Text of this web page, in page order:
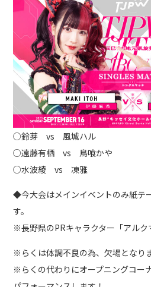
○鈴芽 vs 風城ハル
○遠藤有栖 vs 鳥喰かや
○水波綾 vs 凍雅
◆今大会はメインイベントのみ紙テ
す。
※長野県のPRキャラクター「アルク
※らくは体調不良の為、欠場となりま
※らくの代わりにオープニングコー